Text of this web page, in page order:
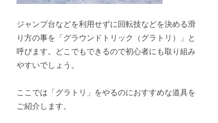
ジャンプ台などを利用せずに回転技などを決める滑
り方の事を「グラウンドトリック（グラトリ）」と
呼びます。どこでもできるので初心者にも取り組み
やすいでしょう。
ここでは「グラトリ」をやるのにおすすめな道具を
ご紹介します。